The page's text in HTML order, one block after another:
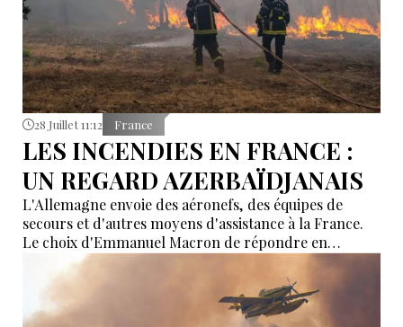
28 Juillet 11:12 France
LES INCENDIES EN FRANCE :
UN REGARD AZERBAÏDJANAIS
L'Allemagne envoie des aéronefs, des équipes de
secours et d'autres moyens d'assistance à la France.
Le choix d'Emmanuel Macron de répondre en
allemand a eu une portée symbolique.